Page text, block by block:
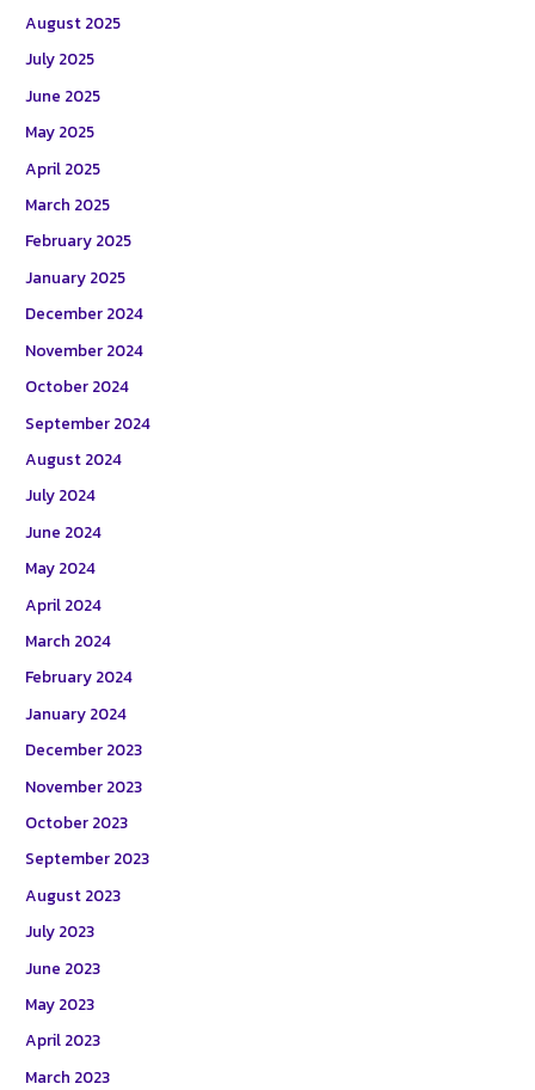
August 2025
July 2025
June 2025
May 2025
April 2025
March 2025
February 2025
January 2025
December 2024
November 2024
October 2024
September 2024
August 2024
July 2024
June 2024
May 2024
April 2024
March 2024
February 2024
January 2024
December 2023
November 2023
October 2023
September 2023
August 2023
July 2023
June 2023
May 2023
April 2023
March 2023